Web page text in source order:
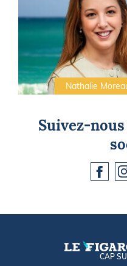
Nathalie
Suivez-
CAP